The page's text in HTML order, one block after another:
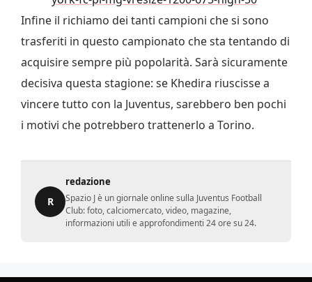
Infine il richiamo dei tanti campioni che si sono
trasferiti in questo campionato che sta tentando di
acquisire sempre più popolarità. Sarà sicuramente
decisiva questa stagione: se Khedira riuscisse a
vincere tutto con la Juventus, sarebbero ben pochi
i motivi che potrebbero trattenerlo a Torino.
R
redazione
Spazio J è un giornale online sulla Juventus Football
Club: foto, calciomercato, video, magazine,
informazioni utili e approfondimenti 24 ore su 24.